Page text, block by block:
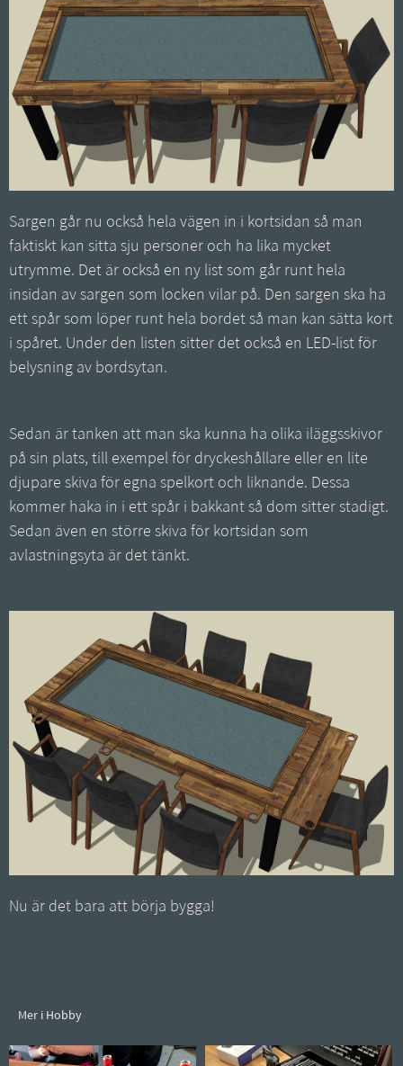
Sargen går nu också hela vägen in i kortsidan så man
faktiskt kan sitta sju personer och ha lika mycket
utrymme. Det är också en ny list som går runt hela
insidan av sargen som locken vilar på. Den sargen ska ha
ett spår som löper runt hela bordet så man kan sätta kort
i spåret. Under den listen sitter det också en LED-list för
belysning av bordsytan.
Sedan är tanken att man ska kunna ha olika iläggsskivor
på sin plats, till exempel för dryckeshållare eller en lite
djupare skiva för egna spelkort och liknande. Dessa
kommer haka in i ett spår i bakkant så dom sitter stadigt.
Sedan även en större skiva för kortsidan som
avlastningsyta är det tänkt.
Nu är det bara att börja bygga!
Mer i Hobby